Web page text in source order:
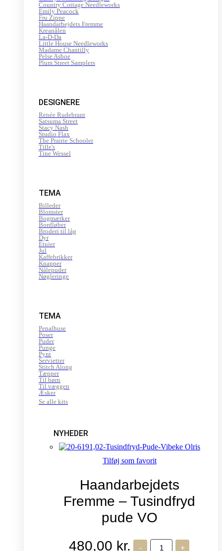
Country Cottage Needleworks
Emily Peacock
Fru Zippe
Haandarbejdets Fremme
Kreanålen
La-D-Da
Little House Needleworks
Madame Chantilly
Pelse Asboe
Plum Street Samplers
DESIGNERE
Renée Rudebrant
Satsuma Street
Stacy Nash
Studio Flax
The Prairie Schooler
Tille's
Tine Wessel
TEMA
Billeder
Blomster
Bogmærker
Bordløber
Broderi til låg
Dyr
Etuier
Jul
Kaffebrikker
Knapper
Nålepuder
Nøgleringe
TEMA
Penalhuse
Poser
Puder
Punge
Pynt
Servietter
Stitch Along
Tæpper
Til børn
Til væggen
Æsker
Se alle kits
NYHEDER
Tilføj som favorit
Haandarbejdets
Fremme – Tusindfryd
pude VO
480,00 kr. -
Haandarbejdets
+